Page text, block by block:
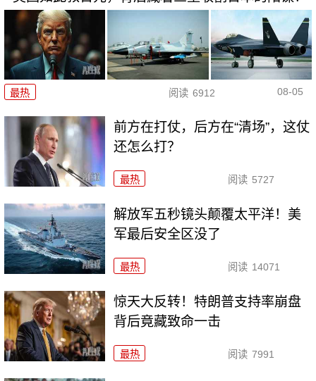
最热 阅读 6912 08-05
前方在打仗，后方在“清场”，这仗
还怎么打？
最热 阅读 5727
解放军五秒镜头颠覆太平洋！美
军最后安全区没了
最热 阅读 14071
惊天大反转！特朗普支持率崩盘
背后竟藏致命一击
最热 阅读 7991